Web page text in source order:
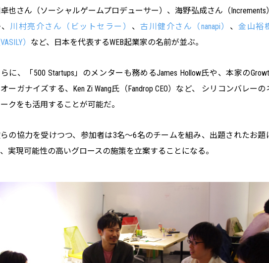
也さん（ソーシャルゲームプロデューサー）、海野弘成さん（Increments
川村亮介さん（ビットセラー） 、古川健介さん（nanapi） 、金山裕
VASILY） など、日本を代表するWEB起業家の名前が並ぶ。
に、「500 Startups」のメンターも務めるJames Hollow氏や、本家の
ーガナイズする、Ken Zi Wang氏（Fandrop CEO）など、 シリコンバレーの
クをも活用することが可能だ。
の協力を受けつつ、参加者は3名～6名のチームを組み、出題されたお題
実現可能性の高いグロースの施策を立案することになる。